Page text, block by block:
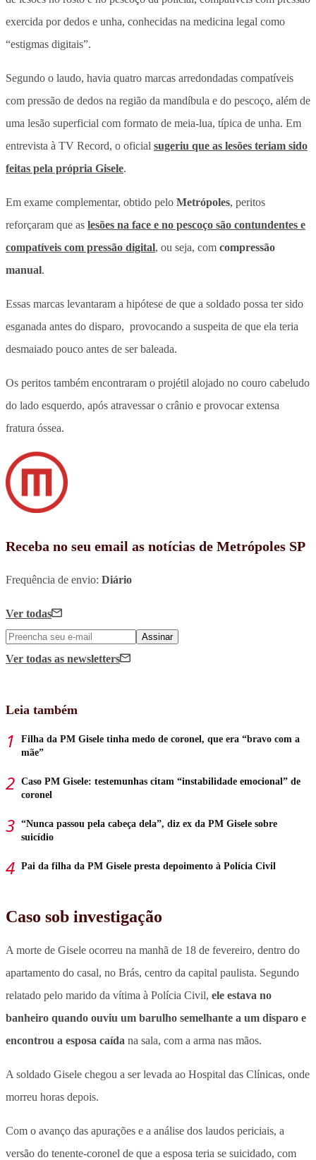
exercida por dedos e unha, conhecidas na medicina legal como
“estigmas digitais”.
Segundo o laudo, havia quatro marcas arredondadas compatíveis
com pressão de dedos na região da mandíbula e do pescoço, além de
uma lesão superficial com formato de meia-lua, típica de unha. Em
entrevista à TV Record, o oficial sugeriu que as lesões teriam sido
feitas pela própria Gisele.
Em exame complementar, obtido pelo Metrópoles, peritos
reforçaram que as lesões na face e no pescoço são contundentes e
compatíveis com pressão digital, ou seja, com compressão
manual.
Essas marcas levantaram a hipótese de que a soldado possa ter sido
esganada antes do disparo, provocando a suspeita de que ela teria
desmaiado pouco antes de ser baleada.
Os peritos também encontraram o projétil alojado no couro cabeludo
do lado esquerdo, após atravessar o crânio e provocar extensa
fratura óssea.
Receba no seu email as notícias de Metrópoles SP
Frequência de envio: Diário
Ver todas
Assinar
Ver todas as newsletters
Leia também
Filha da PM Gisele tinha medo de coronel, que era “bravo com a
mãe”
Caso PM Gisele: testemunhas citam “instabilidade emocional” de
coronel
“Nunca passou pela cabeça dela”, diz ex da PM Gisele sobre
suicídio
Pai da filha da PM Gisele presta depoimento à Polícia Civil
Caso sob investigação
A morte de Gisele ocorreu na manhã de 18 de fevereiro, dentro do
apartamento do casal, no Brás, centro da capital paulista. Segundo
relatado pelo marido da vítima à Polícia Civil, ele estava no
banheiro quando ouviu um barulho semelhante a um disparo e
encontrou a esposa caída na sala, com a arma nas mãos.
A soldado Gisele chegou a ser levada ao Hospital das Clínicas, onde
morreu horas depois.
Com o avanço das apurações e a análise dos laudos periciais, a
versão do tenente-coronel de que a esposa teria se suicidado, com